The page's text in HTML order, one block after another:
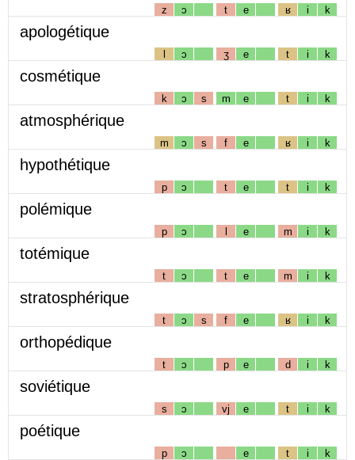
z ɔ t e ʁ i k
apologétique
l ɔ ʒ e t i k
cosmétique
k ɔ s m e t i k
atmosphérique
m ɔ s f e ʁ i k
hypothétique
p ɔ t e t i k
polémique
p ɔ l e m i k
totémique
t ɔ t e m i k
stratosphérique
t ɔ s f e ʁ i k
orthopédique
t ɔ p e d i k
soviétique
s ɔ vj e t i k
poétique
p ɔ e t i k